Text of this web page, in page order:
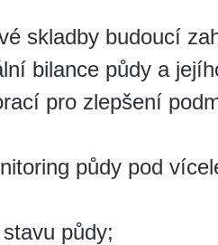
skladby budoucí
bilance půdy a
pro zlepšení
půdy pod
půdy;